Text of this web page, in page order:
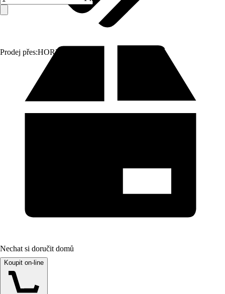
Prodej přes:HORNBACH
Nechat si doručit domů
Koupit on-line